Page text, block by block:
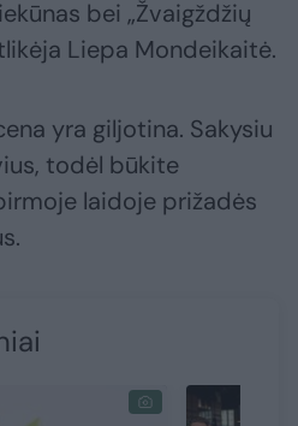
bei „Žvaigždžių
Liepa Mondeikaitė.
yra giljotina. Sakysiu
todėl būkite
laidoje prižadės